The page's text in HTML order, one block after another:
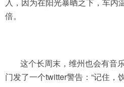
倍。
这个长周末，维州也会有音
门发了一个twitter警告：“记住，